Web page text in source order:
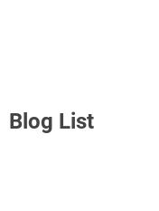
Blog List